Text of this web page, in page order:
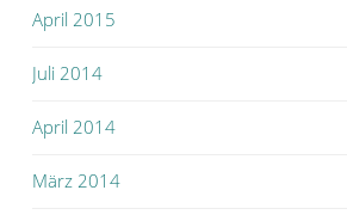
April 2015
Juli 2014
April 2014
März 2014